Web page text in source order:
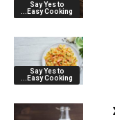
Say Yes to
...Easy Cooking
Say Yes to
...Easy Cooking